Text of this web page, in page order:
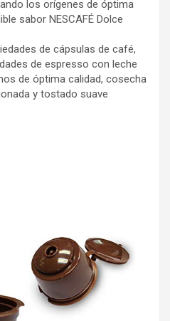
los orígenes de óptima
sabor NESCAFÉ Dolce
de cápsulas de café,
de espresso con leche
de óptima calidad, cosecha
y tostado suave